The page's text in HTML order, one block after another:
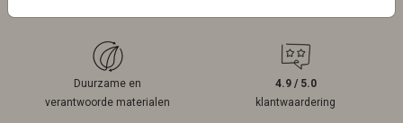
Duurzame en
verantwoorde materialen
4.9 / 5.0
klantwaardering